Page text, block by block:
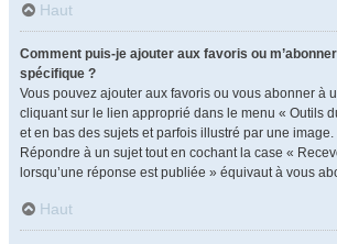
Haut
Comment puis-je ajouter aux favoris ou
spécifique ?
Vous pouvez ajouter aux favoris ou vous abonner à
cliquant sur le lien approprié dans le menu « Outils
et en bas des sujets et parfois illustré par une image.
Répondre à un sujet tout en cochant la case «
lorsqu’une réponse est publiée » équivaut à vous
Haut